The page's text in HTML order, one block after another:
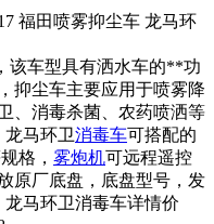
福田喷雾抑尘车 龙马环
该车型具有洒水车的**功
抑尘车主要应用于喷雾降
、消毒杀菌、农药喷洒等
龙马环卫消毒车可搭配的
格， 雾炮机可远程遥控
原厂底盘，底盘型号，发
马环卫消毒车详情价